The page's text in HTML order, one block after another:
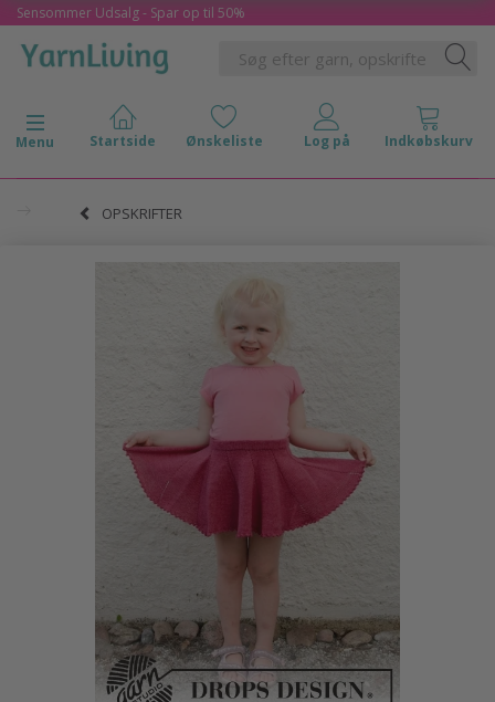
Sensommer Udsalg - Spar op til 50%
Skifte navigation
Menu
OPSKRIFTER